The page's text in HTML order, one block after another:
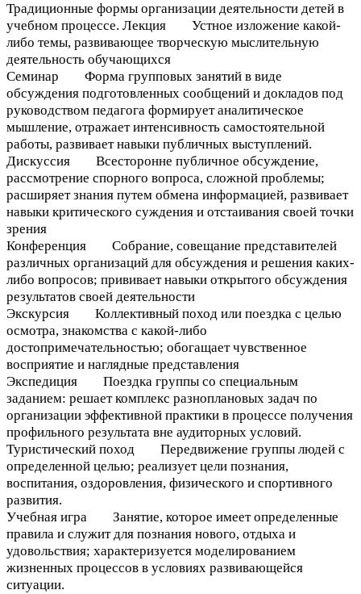
Традиционные формы организации деятельности детей в
учебном процессе. Лекция Устное изложение какой-
либо темы, развивающее творческую мыслительную
деятельность обучающихся
Семинар Форма групповых занятий в виде
обсуждения подготовленных сообщений и докладов под
руководством педагога формирует аналитическое
мышление, отражает интенсивность самостоятельной
работы, развивает навыки публичных выступлений.
Дискуссия Всесторонне публичное обсуждение,
рассмотрение спорного вопроса, сложной проблемы;
расширяет знания путем обмена информацией, развивает
навыки критического суждения и отстаивания своей точки
зрения
Конференция Собрание, совещание представителей
различных организаций для обсуждения и решения каких-
либо вопросов; прививает навыки открытого обсуждения
результатов своей деятельности
Экскурсия Коллективный поход или поездка с целью
осмотра, знакомства с какой-либо
достопримечательностью; обогащает чувственное
восприятие и наглядные представления
Экспедиция Поездка группы со специальным
заданием: решает комплекс разноплановых задач по
организации эффективной практики в процессе получения
профильного результата вне аудиторных условий.
Туристический поход Передвижение группы людей с
определенной целью; реализует цели познания,
воспитания, оздоровления, физического и спортивного
развития.
Учебная игра Занятие, которое имеет определенные
правила и служит для познания нового, отдыха и
удовольствия; характеризуется моделированием
жизненных процессов в условиях развивающейся
ситуации.